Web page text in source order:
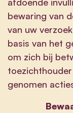
bewaring van
van uw
basis van het
om zich bij
genomen